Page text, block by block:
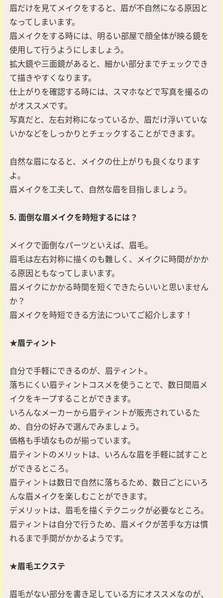
眉だけを見てメイクをすると、眉が不自然になる原因と
なってしまいます。
眉メイクをする時には、明るい部屋で顔全体が映る鏡を
使用して行うようにしましょう。
拡大鏡や三面鏡があると、細かい部分までチェックでき
て描きやすくなります。
仕上がりを確認する時には、スマホなどで写真を撮るの
がオススメです。
写真だと、左右対称になっているか、眉だけ浮いていな
いかなどをしっかりとチェックすることができます。
自然な眉になると、メイクの仕上がりも良くなります
よ。
眉メイクを工夫して、自然な眉を目指しましょう。
5. 面倒な眉メイクを時短するには？
メイクで面倒なパーツといえば、眉毛。
眉毛は左右対称に描くのも難しく、メイクに時間がかか
る原因ともなってしまいます。
眉メイクにかかる時間を短くできたらいいと思いません
か？
眉メイクを時短できる方法についてご紹介します！
★眉ティント
自分で手軽にできるのが、眉ティント。
落ちにくい眉ティントコスメを使うことで、数日間眉メ
イクをキープすることができます。
いろんなメーカーから眉ティントが販売されているた
め、自分の好みで選んでみましょう。
価格も手頃なものが揃っています。
眉ティントのメリットは、いろんな眉を手軽に試すこと
ができるところ。
眉ティントは数日で自然に落ちるため、数日ごとにいろ
んな眉メイクを楽しむことができます。
デメリットは、眉毛を描くテクニックが必要なところ。
眉ティントは自分で行うため、眉メイクが苦手な方は慣
れるまで手間がかかるようです。
★眉毛エクステ
眉毛がない部分を書き足している方にオススメなのが、